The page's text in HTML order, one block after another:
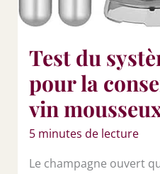
Test du
pour la
vin
5 minutes de lecture
Le champagne ouvert